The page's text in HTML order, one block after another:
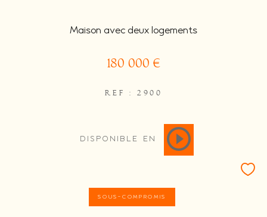
Maison avec deux logements
180 000 €
REF : 2900
DISPONIBLE EN
SOUS-COMPROMIS